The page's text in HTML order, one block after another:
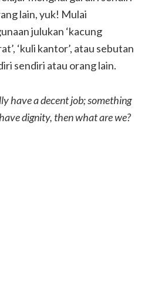
lain, yuk! Mulai
julukan ‘kacung
‘kuli kantor’, atau sebutan
sendiri atau orang lain.
have a decent job; something
dignity, then what are we?